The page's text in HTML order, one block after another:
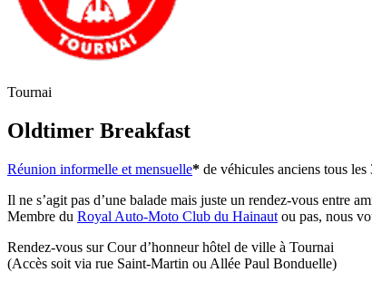
Tournai
Oldtimer Breakfast
Réunion informelle et mensuelle* de véhicules anciens tous
Il ne s’agit pas d’une balade mais juste un rendez-vous entre
Membre du Royal Auto-Moto Club du Hainaut ou pas, nous
Rendez-vous sur Cour d’honneur hôtel de ville à Tournai
(Accès soit via rue Saint-Martin ou Allée Paul Bonduelle)